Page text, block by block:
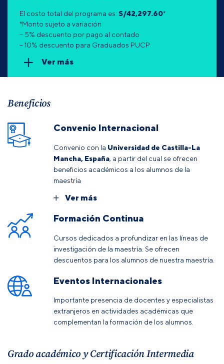
El costo total del programa es: S/42,297.60*
*Monto sujeto a variación
– 5% descuento por pago al contado
– 10% descuento para Graduados PUCP
Ver más
Beneficios
Convenio Internacional
Convenio con la Universidad de Castilla-La
Mancha, España, a partir del cual se ofrecen
beneficios académicos a los alumnos de la
maestría
Ver más
Formación Continua
Cursos dedicados a profundizar en las líneas de
investigación de la maestría. Se ofrecen
descuentos para los alumnos de nuestra maestría.
Eventos Internacionales
Importante presencia de docentes y especialistas
extranjeros en actividades académicas que
complementan la formación de los alumnos.
Grado académico y Certificación Intermedia